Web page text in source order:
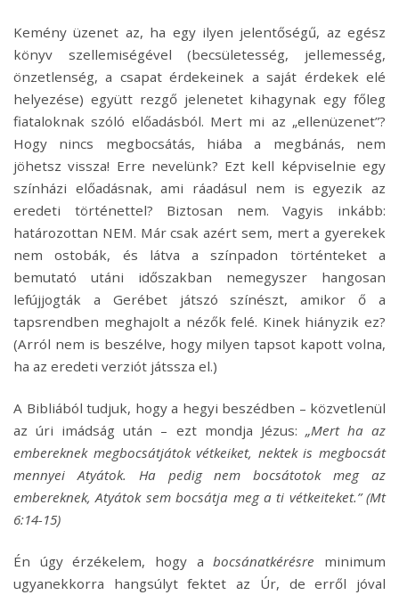
Kemény üzenet az, ha egy ilyen jelentőségű, az egész
könyv szellemiségével (becsületesség, jellemesség,
önzetlenség, a csapat érdekeinek a saját érdekek elé
helyezése) együtt rezgő jelenetet kihagynak egy főleg
fiataloknak szóló előadásból. Mert mi az „ellenüzenet”?
Hogy nincs megbocsátás, hiába a megbánás, nem
jöhetsz vissza! Erre nevelünk? Ezt kell képviselnie egy
színházi előadásnak, ami ráadásul nem is egyezik az
eredeti történettel? Biztosan nem. Vagyis inkább:
határozottan NEM. Már csak azért sem, mert a gyerekek
nem ostobák, és látva a színpadon történteket a
bemutató utáni időszakban nemegyszer hangosan
lefújjogták a Gerébet játszó színészt, amikor ő a
tapsrendben meghajolt a nézők felé. Kinek hiányzik ez?
(Arról nem is beszélve, hogy milyen tapsot kapott volna,
ha az eredeti verziót játssza el.)
A Bibliából tudjuk, hogy a hegyi beszédben – közvetlenül
az úri imádság után – ezt mondja Jézus: „Mert ha az
embereknek megbocsátjátok vétkeiket, nektek is megbocsát
mennyei Atyátok. Ha pedig nem bocsátotok meg az
embereknek, Atyátok sem bocsátja meg a ti vétkeiteket.” (Mt
6:14-15)
Én úgy érzékelem, hogy abocsánatkérésre minimum
ugyanekkorra hangsúlyt fektet az Úr, de erről jóval